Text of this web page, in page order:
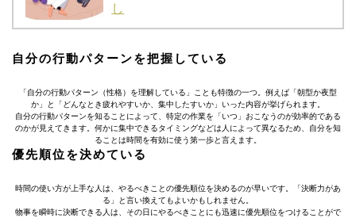
し
自分の行動パターンを把握している
「自分の行動パターン（性格）を理解している」ことも特徴の一つ。例えば「朝型か夜型
か」と「どんなとき疲れやすいか、集中したすいか」いった内容が挙げられます。
自分の行動パターンを知ることによって、特定の作業を「いつ」おこなうのが効率的である
のかが見えてきます。何かに集中できるタイミングなどは人によって異なるため、自分を知
ることは時間を有効に使う第一歩と言えます。
優先順位を決めている
時間の使い方が上手な人は、やるべきことの優先順位を決めるのが早いです。「決断力があ
る」と言い換えてもよいかもしれません。
物事を瞬時に決断できる人は、その日にやるべきことにも迅速に優先順位をつけることがで